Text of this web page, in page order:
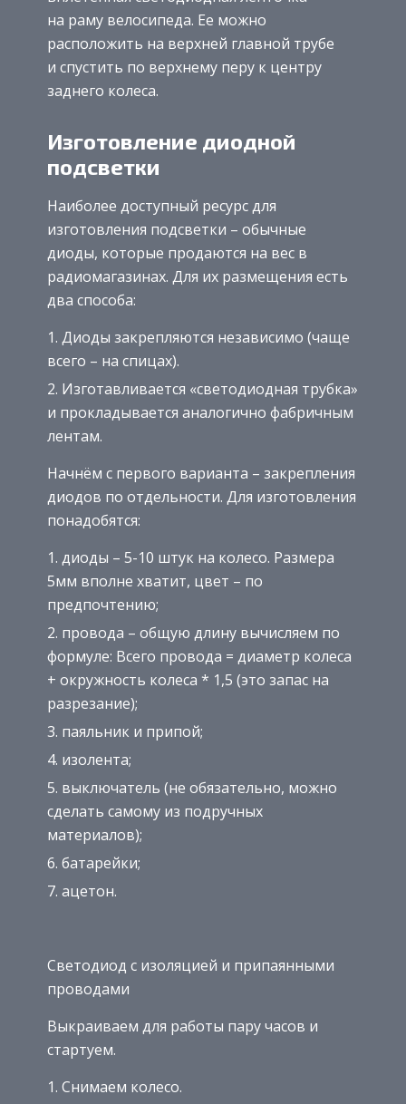
на раму велосипеда. Ее можно
расположить на верхней главной трубе
и спустить по верхнему перу к центру
заднего колеса.
Изготовление диодной
подсветки
Наиболее доступный ресурс для
изготовления подсветки – обычные
диоды, которые продаются на вес в
радиомагазинах. Для их размещения есть
два способа:
Диоды закрепляются независимо (чаще
всего – на спицах).
Изготавливается «светодиодная трубка»
и прокладывается аналогично фабричным
лентам.
Начнём с первого варианта – закрепления
диодов по отдельности. Для изготовления
понадобятся:
диоды – 5-10 штук на колесо. Размера
5мм вполне хватит, цвет – по
предпочтению;
провода – общую длину вычисляем по
формуле: Всего провода = диаметр колеса
+ окружность колеса * 1,5 (это запас на
разрезание);
паяльник и припой;
изолента;
выключатель (не обязательно, можно
сделать самому из подручных
материалов);
батарейки;
ацетон.
Светодиод с изоляцией и припаянными
проводами
Выкраиваем для работы пару часов и
стартуем.
Снимаем колесо.